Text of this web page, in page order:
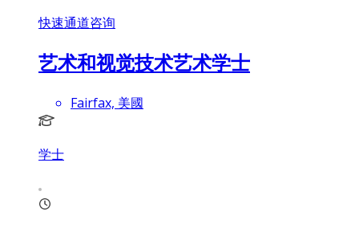
快速通道咨询
艺术和视觉技术艺术学士
Fairfax, 美國
学士